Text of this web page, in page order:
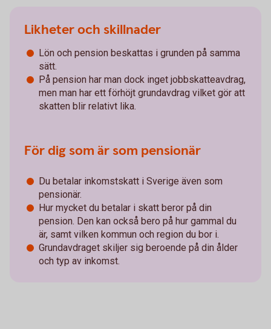
Likheter och skillnader
Lön och pension beskattas i grunden på samma
sätt.
På pension har man dock inget jobbskatteavdrag,
men man har ett förhöjt grundavdrag vilket gör att
skatten blir relativt lika.
För dig som är som pensionär
Du betalar inkomstskatt i Sverige även som
pensionär.
Hur mycket du betalar i skatt beror på din
pension. Den kan också bero på hur gammal du
är, samt vilken kommun och region du bor i.
Grundavdraget skiljer sig beroende på din ålder
och typ av inkomst.